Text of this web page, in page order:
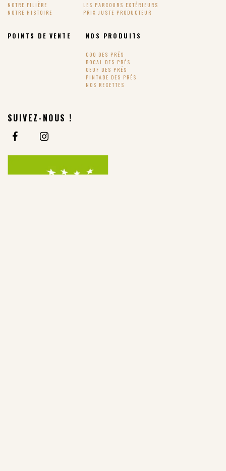
NOTRE FILIÈRE
NOTRE HISTOIRE
LES PARCOURS EXTÉRIEURS
PRIX JUSTE PRODUCTEUR
POINTS DE VENTE NOS PRODUITS
COQ DES PRÉS
BOCAL DES PRÉS
OEUF DES PRÉS
PINTADE DES PRÉS
NOS RECETTES
SUIVEZ-NOUS !